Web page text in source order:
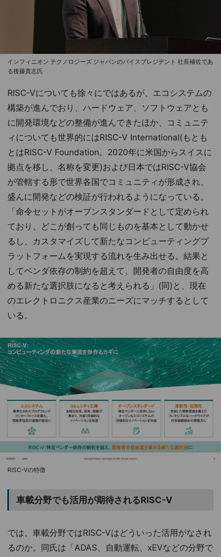
インフィニオン テクノロジーズ ジャパンのバイスプレジデント 社長補佐であ
る後藤貴志氏
RISC-Vについても徐々にではあるが、エコシステムの
構築が進んでおり、ハードウェア、ソフトウェアとも
に開発環境などの整備が進んできたほか、コミュニテ
ィについても世界的にはRISC-V International(もとも
とはRISC-V Foundation。2020年に米国からスイスに
拠点を移し、名称を変更)および日本ではRISC-V協会
が管轄する形で世界各国でコミュニティが形成され、
盛んに開発などの検証が行われるようになっている。
「命令セットがオープンスタンダードとして定められ
ており、どこが創っても同じものを基本として動かせ
るし、カスタマイズして新たなコンピューティングプ
ラットフォームを実現する流れを生み出せる。結果と
してベンダ依存の制約を超えて、開発者の自由度を高
める新たな選択肢になると考えられる」(同)と、現在
のエレクトロニクス産業のニーズにマッチするとして
いる。
RISC-Vの特徴
車載分野でも活用が期待されるRISC-V
では、車載分野ではRISC-Vはどういった活用がなされ
るのか。同氏は「ADAS、自動運転、xEVなどの分野で